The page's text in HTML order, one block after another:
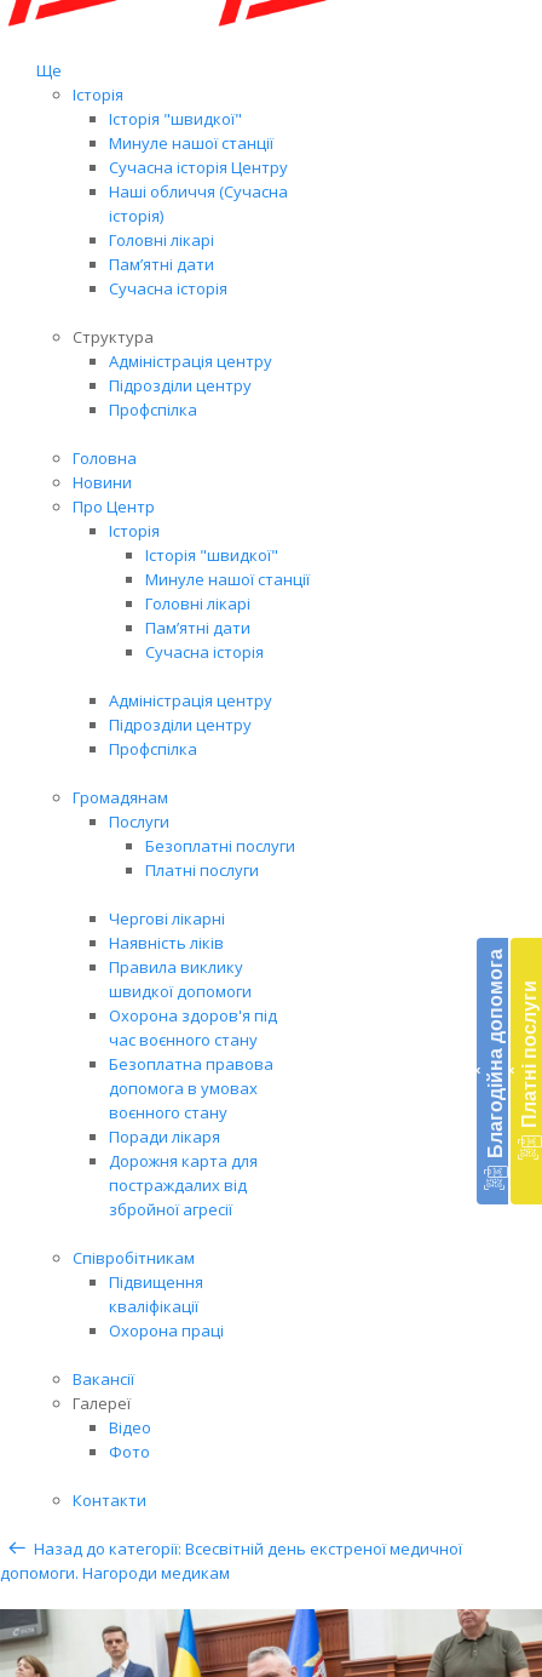
Ще
Історія
Історія "швидкої"
Минуле нашої станції
Сучасна історія Центру
Наші обличчя (Сучасна
історія)
Головні лікарі
Пам’ятні дати
Сучасна історія
Структура
Адміністрація центру
Підрозділи центру
Профспілка
Головна
Новини
Про Центр
Історія
Історія "швидкої"
Минуле нашої станції
Головні лікарі
Пам’ятні дати
Сучасна історія
Адміністрація центру
Підрозділи центру
Профспілка
Громадянам
Послуги
Безоплатні послуги
Платні послуги
Чергові лікарні
Наявність ліків
Правила виклику
швидкої допомоги
Охорона здоров'я під
час воєнного стану
Безоплатна правова
допомога в умовах
воєнного стану
Поради лікаря
Дорожня карта для
постраждалих від
збройної агресії
Співробітникам
Підвищення
кваліфікації
Охорона праці
Вакансії
Галереї
Відео
Фото
Контакти
‹ Благодійна допомога ‹ Платні послуги
Назад до категорії: Всесвітній день екстреної медичної
допомоги. Нагороди медикам